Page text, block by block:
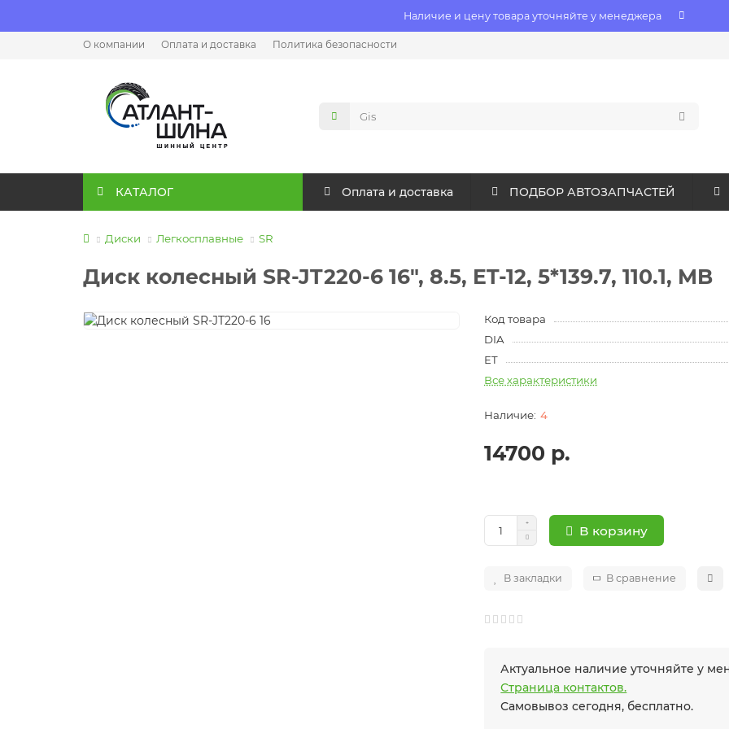
Наличие и цену товара уточняйте у менеджера
О компании Оплата и доставка Политика безопасности
КАТАЛОГ Оплата и доставка ПОДБОР АВТОЗАПЧАСТЕЙ
Диски Легкосплавные SR
Диск колесный SR-JT220-6 16", 8.5, ET-12, 5*139.7, 110.1, MB
Код товара
DIA
ET
Все характеристики
4
14700 р.
В корзину
В закладки В сравнение
Актуальное наличие уточняйте у
Страница контактов.
Самовывоз сегодня, бесплатно.